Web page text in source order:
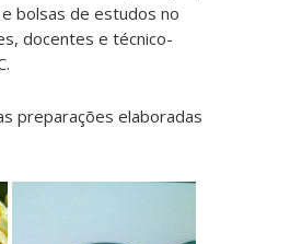
bolsas de estudos no
docentes e técnico-
preparações elaboradas